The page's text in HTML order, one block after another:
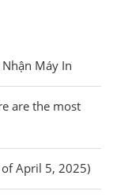
Máy In
are the most
April 5, 2025)